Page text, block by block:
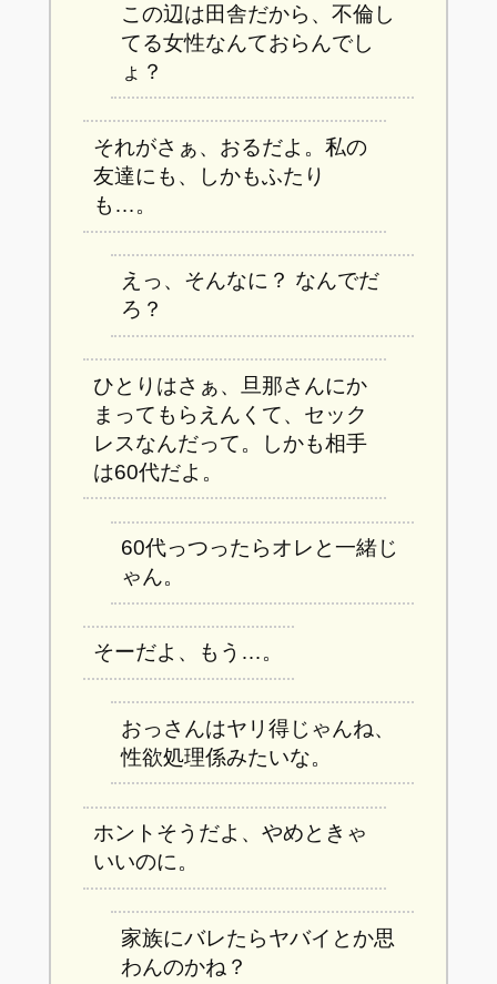
この辺は田舎だから、不倫し
てる女性なんておらんでし
ょ？
それがさぁ、おるだよ。私の
友達にも、しかもふたり
も…。
えっ、そんなに？ なんでだ
ろ？
ひとりはさぁ、旦那さんにか
まってもらえんくて、セック
レスなんだって。しかも相手
は60代だよ。
60代っつったらオレと一緒じ
ゃん。
そーだよ、もう…。
おっさんはヤリ得じゃんね、
性欲処理係みたいな。
ホントそうだよ、やめときゃ
いいのに。
家族にバレたらヤバイとか思
わんのかね？